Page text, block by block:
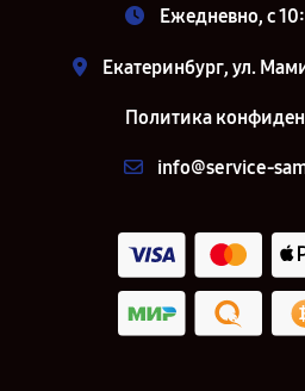
Ежедневно, с
Екатеринбург, ул.
Политика
info@service-